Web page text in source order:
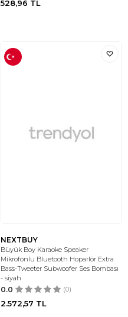
528,96 TL
NEXTBUY
Büyük Boy Karaoke Speaker
Mikrofonlu Bluetooth Hoparlör Extra
Bass-Tweeter Subwoofer Ses Bombası
- siyah
0.0 (0)
2.572,57 TL